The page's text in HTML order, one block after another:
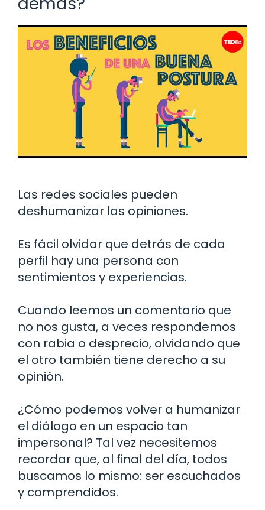
Las redes sociales pueden
deshumanizar las opiniones.
Es fácil olvidar que detrás de cada
perfil hay una persona con
sentimientos y experiencias.
Cuando leemos un comentario que
no nos gusta, a veces respondemos
con rabia o desprecio, olvidando que
el otro también tiene derecho a su
opinión.
¿Cómo podemos volver a humanizar
el diálogo en un espacio tan
impersonal? Tal vez necesitemos
recordar que, al final del día, todos
buscamos lo mismo: ser escuchados
y comprendidos.